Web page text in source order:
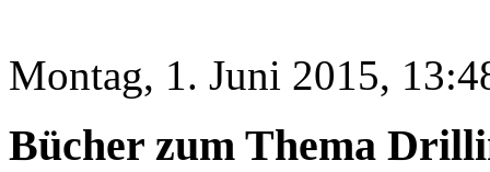
Montag, 1. Juni 2015,
Bücher zum Thema